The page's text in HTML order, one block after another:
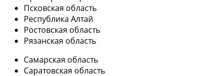
Псковская область
Республика Алтай
Ростовская область
Рязанская область
Самарская область
Саратовская область